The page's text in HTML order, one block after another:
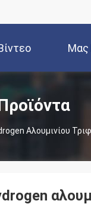
Μας
Αλουμινίου